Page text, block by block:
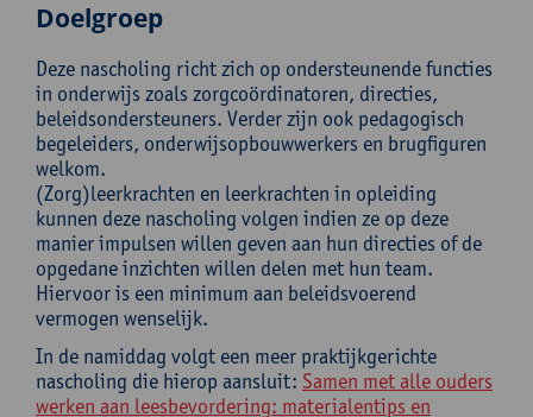
Doelgroep
Deze nascholing richt zich op ondersteunende functies
in onderwijs zoals zorgcoördinatoren, directies,
beleidsondersteuners. Verder zijn ook pedagogisch
begeleiders, onderwijsopbouwwerkers en brugfiguren
welkom.
(Zorg)leerkrachten en leerkrachten in opleiding
kunnen deze nascholing volgen indien ze op deze
manier impulsen willen geven aan hun directies of de
opgedane inzichten willen delen met hun team.
Hiervoor is een minimum aan beleidsvoerend
vermogen wenselijk.
In de namiddag volgt een meer praktijkgerichte
nascholing die hierop aansluit: Samen met alle ouders
werken aan leesbevordering: materialentips en